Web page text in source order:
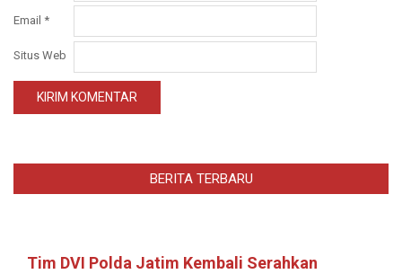
Email *
Situs Web
BERITA TERBARU
Tim DVI Polda Jatim Kembali Serahkan